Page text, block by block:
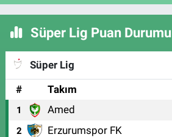
Süper Lig Puan Durumu
Süper Lig
#
Takım
1 Amed
2 Erzurumspor FK